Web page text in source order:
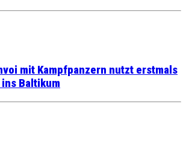
mit Kampfpanzern nutzt erstmals
Baltikum